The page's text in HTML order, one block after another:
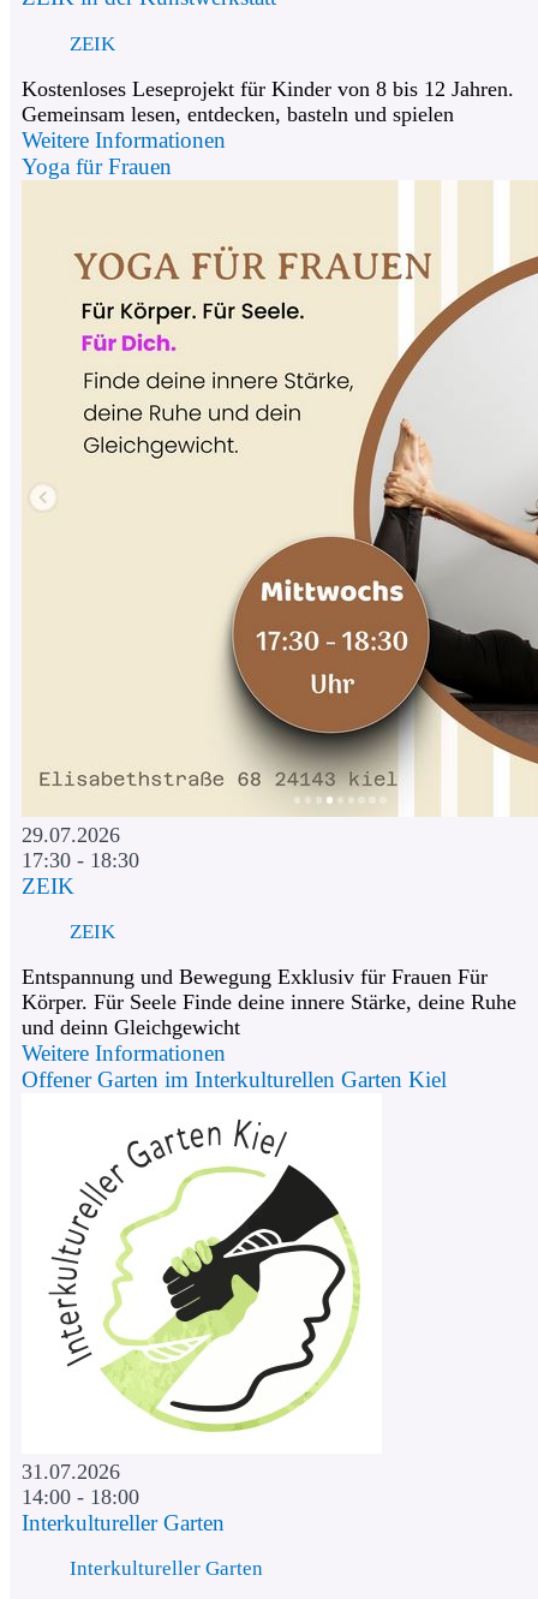
ZEIK
Kostenloses Leseprojekt für Kinder von 8 bis 12 Jahren.
Gemeinsam lesen, entdecken, basteln und spielen
Weitere Informationen
Yoga für Frauen
29.07.2026
17:30 - 18:30
ZEIK
ZEIK
Entspannung und Bewegung Exklusiv für Frauen Für
Körper. Für Seele Finde deine innere Stärke, deine Ruhe
und deinn Gleichgewicht
Weitere Informationen
Offener Garten im Interkulturellen Garten Kiel
31.07.2026
14:00 - 18:00
Interkultureller Garten
Interkultureller Garten